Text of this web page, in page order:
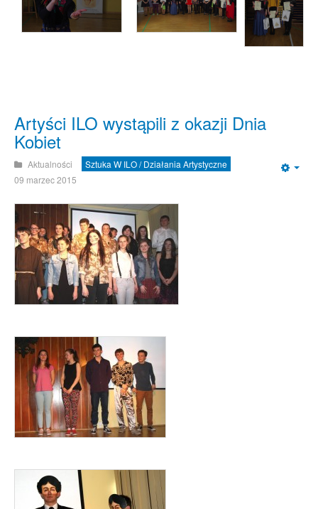
Artyści ILO wystąpili z okazji Dnia
Kobiet
Aktualności
Sztuka W ILO / Działania Artystyczne
09 marzec 2015